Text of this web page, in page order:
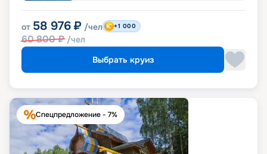
от 58 976 ₽ /чел
60 800₽ /чел
+1 000
Выбрать круиз
Спецпредложение - 7%